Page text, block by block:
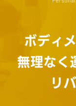
ボディ
無理なく
リ